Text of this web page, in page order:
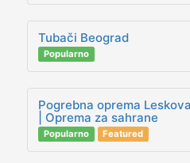
Tubači Beograd
Popularno
Pogrebna oprema
| Oprema za sahrane
Popularno Featured